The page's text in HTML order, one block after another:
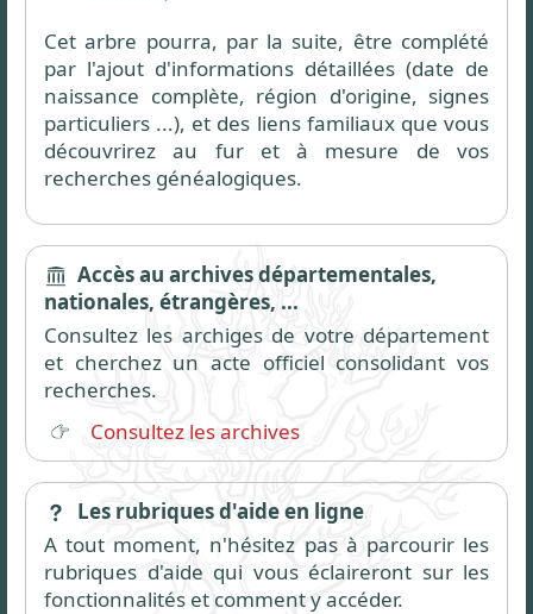
Cet arbre pourra, par la suite, être complété
par l'ajout d'informations détaillées (date de
naissance complète, région d'origine, signes
particuliers ...), et des liens familiaux que vous
découvrirez au fur et à mesure de vos
recherches généalogiques.
Accès au archives départementales,
nationales, étrangères, ...
Consultez les archiges de votre département
et cherchez un acte officiel consolidant vos
recherches.
Consultez les archives
Les rubriques d'aide en ligne
A tout moment, n'hésitez pas à parcourir les
rubriques d'aide qui vous éclaireront sur les
fonctionnalités et comment y accéder.